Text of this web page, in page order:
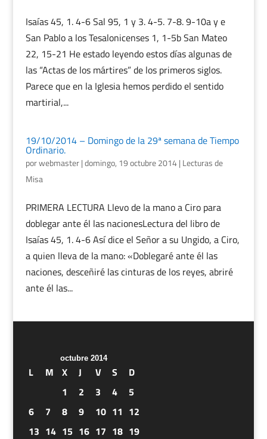
Isaías 45, 1. 4-6 Sal 95, 1 y 3. 4-5. 7-8. 9-10a y e
San Pablo a los Tesalonicenses 1, 1-5b San Mateo
22, 15-21 He estado leyendo estos días algunas de
las “Actas de los mártires” de los primeros siglos.
Parece que en la Iglesia hemos perdido el sentido
martirial,...
19/10/2014 – Domingo de la 29ª semana de Tiempo
Ordinario.
porwebmaster|domingo, 19 octubre 2014| Lecturas de
Misa
PRIMERA LECTURA Llevo de la mano a Ciro para
doblegar ante él las nacionesLectura del libro de
Isaías 45, 1. 4-6 Así dice el Señor a su Ungido, a Ciro,
a quien lleva de la mano: «Doblegaré ante él las
naciones, desceñiré las cinturas de los reyes, abriré
ante él las...
octubre 2014
L M X J V S
D
1
2 3 4
5
6
7 8 9 10 11 12
13 14 15 16 17 18 19